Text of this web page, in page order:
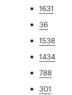
1631
36
1538
1434
788
301